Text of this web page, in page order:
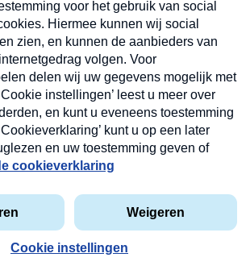
Cookieverklaring
Vandaag - Omroep MAX
gratis abonnement op onze
vrijdag- en dinsdagochtend in uw